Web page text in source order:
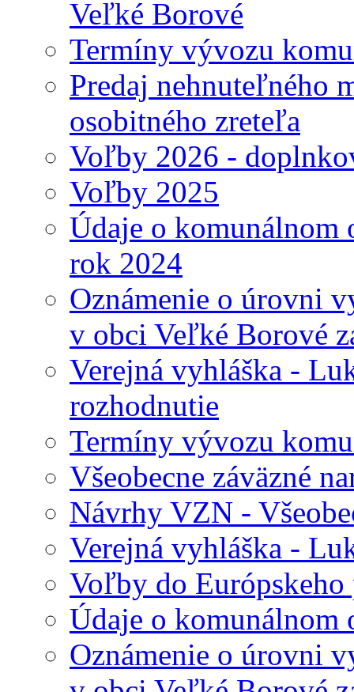
Veľké Borové
Termíny vývozu
Predaj nehnuteľného
osobitného zreteľa
Voľby 2026 -
Voľby 2025
Údaje o komunálnom
rok 2024
Oznámenie o úrovni
v obci Veľké Borové
Verejná vyhláška -
rozhodnutie
Termíny vývozu
Všeobecne záväzné
Návrhy VZN -
Verejná vyhláška -
Voľby do Európskeho
Údaje o komunálnom
Oznámenie o úrovni